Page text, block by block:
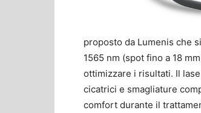
proposto da Lumenis che
1565 nm (spot fino a 18
ottimizzare i risultati. Il
cicatrici e smagliature
comfort durante il